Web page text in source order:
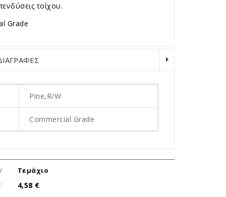
τοίχου.
Grade
Pine,R/W
Commercial Grade
Τεμάχιο
4,58 €